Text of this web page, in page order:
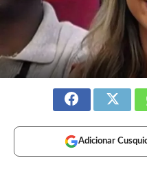
Adicionar